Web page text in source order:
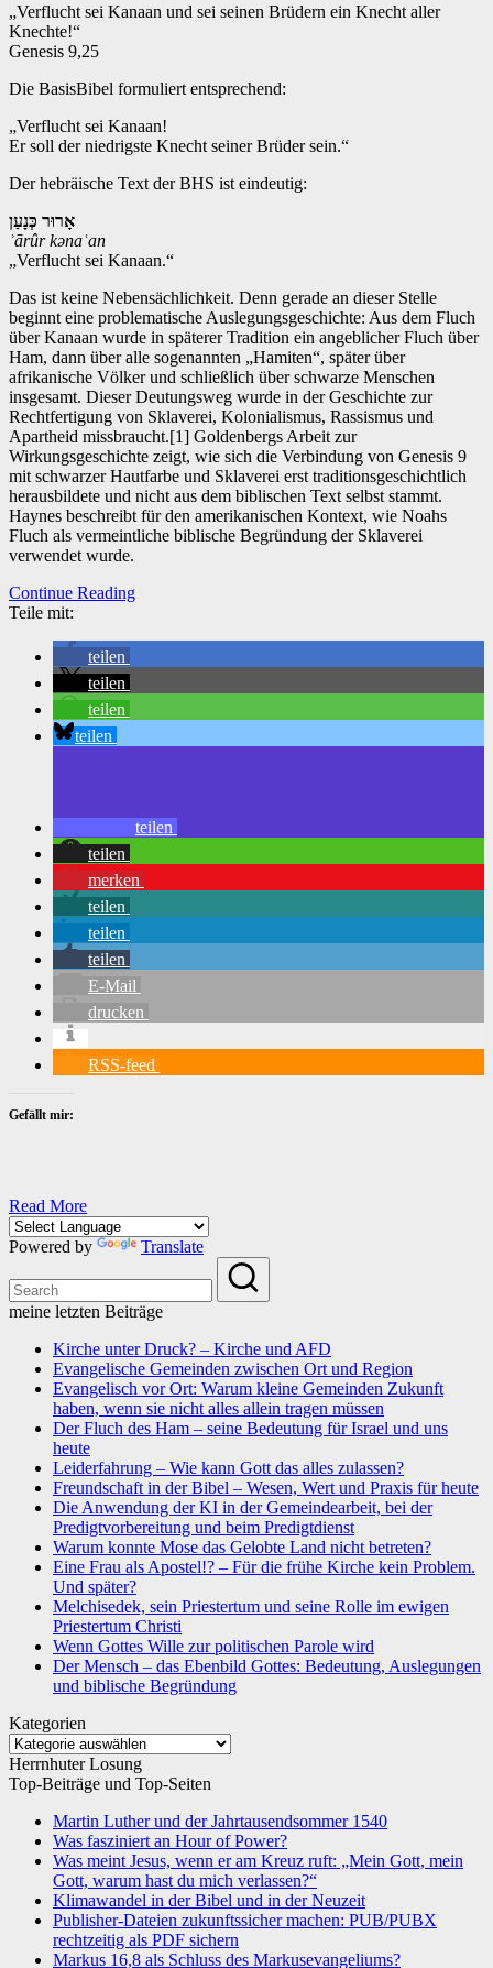
„Verflucht sei Kanaan und sei seinen Brüdern ein Knecht aller
Knechte!“
Genesis 9,25
Die BasisBibel formuliert entsprechend:
„Verflucht sei Kanaan!
Er soll der niedrigste Knecht seiner Brüder sein.“
Der hebräische Text der BHS ist eindeutig:
אָרוּר כְּנָעַן
ʾārûr kənaʿan
„Verflucht sei Kanaan.“
Das ist keine Nebensächlichkeit. Denn gerade an dieser Stelle
beginnt eine problematische Auslegungsgeschichte: Aus dem Fluch
über Kanaan wurde in späterer Tradition ein angeblicher Fluch über
Ham, dann über alle sogenannten „Hamiten“, später über
afrikanische Völker und schließlich über schwarze Menschen
insgesamt. Dieser Deutungsweg wurde in der Geschichte zur
Rechtfertigung von Sklaverei, Kolonialismus, Rassismus und
Apartheid missbraucht.[1] Goldenbergs Arbeit zur
Wirkungsgeschichte zeigt, wie sich die Verbindung von Genesis 9
mit schwarzer Hautfarbe und Sklaverei erst traditionsgeschichtlich
herausbildete und nicht aus dem biblischen Text selbst stammt.
Haynes beschreibt für den amerikanischen Kontext, wie Noahs
Fluch als vermeintliche biblische Begründung der Sklaverei
verwendet wurde.
Continue Reading
Teile mit:
teilen
teilen
teilen
teilen
teilen
teilen
merken
teilen
teilen
teilen
E-Mail
drucken
RSS-feed
Gefällt mir:
Read More
Powered by Translate
meine letzten Beiträge
Kirche unter Druck? – Kirche und AFD
Evangelische Gemeinden zwischen Ort und Region
Evangelisch vor Ort: Warum kleine Gemeinden Zukunft
haben, wenn sie nicht alles allein tragen müssen
Der Fluch des Ham – seine Bedeutung für Israel und uns
heute
Leiderfahrung – Wie kann Gott das alles zulassen?
Freundschaft in der Bibel – Wesen, Wert und Praxis für heute
Die Anwendung der KI in der Gemeindearbeit, bei der
Predigtvorbereitung und beim Predigtdienst
Warum konnte Mose das Gelobte Land nicht betreten?
Eine Frau als Apostel!? – Für die frühe Kirche kein Problem.
Und später?
Melchisedek, sein Priestertum und seine Rolle im ewigen
Priestertum Christi
Wenn Gottes Wille zur politischen Parole wird
Der Mensch – das Ebenbild Gottes: Bedeutung, Auslegungen
und biblische Begründung
Kategorien
Kategorien
Herrnhuter Losung
Top-Beiträge und Top-Seiten
Martin Luther und der Jahrtausendsommer 1540
Was fasziniert an Hour of Power?
Was meint Jesus, wenn er am Kreuz ruft: „Mein Gott, mein
Gott, warum hast du mich verlassen?“
Klimawandel in der Bibel und in der Neuzeit
Publisher-Dateien zukunftssicher machen: PUB/PUBX
rechtzeitig als PDF sichern
Markus 16,8 als Schluss des Markusevangeliums?